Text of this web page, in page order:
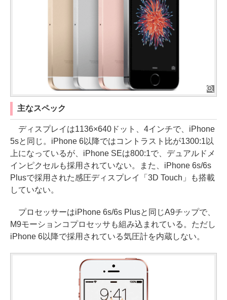
主なスペック
ディスプレイは1136×640ドット、4インチで、iPhone
5sと同じ。iPhone 6以降ではコントラスト比が1300:1以
上になっているが、iPhone SEは800:1で、デュアルドメ
インピクセルも採用されていない。また、iPhone 6s/6s
Plusで採用された感圧ディスプレイ「3D Touch」も搭載
していない。
プロセッサーはiPhone 6s/6s Plusと同じA9チップで、
M9モーションコプロセッサも組み込まれている。ただし
iPhone 6以降で採用されている気圧計を内蔵しない。